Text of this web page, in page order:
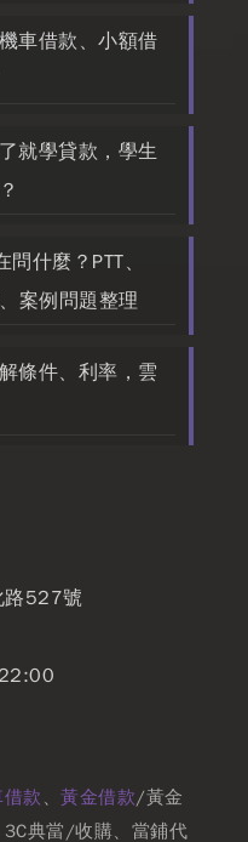
車借款、小額借
就學貸款，學生
什麼？PTT、
案例問題整理
條件、利率，雲
527號
款 、 黃金借款/黃金
典當/收購、當鋪代